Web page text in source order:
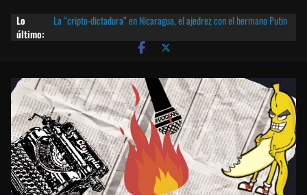
Lo
último:
La “cripto-dictadura” en Nicaragua, el ajedrez con el hermano Putin
Agarrá tu POLLO FRITO, vamos a la dictadura ETERNA | ¡O lo que
¡El partido único! Nicaragua, la Corea del Norte con queso frito y el
Batman de Matagalpa
Las mentiras del Cardenal Leopoldo Brenes con el Papa
¿Piratas de El Carmen en la India? El barco fantasma de Nicaragua |
¡O lo que queda!